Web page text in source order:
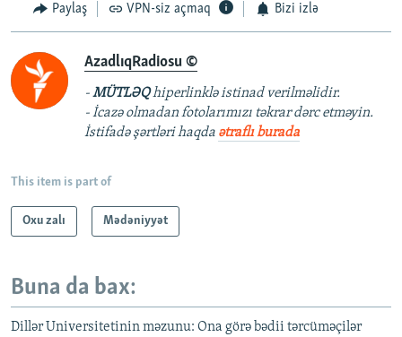
Paylaş VPN-siz açmaq Bizi izlə
AzadlıqRadiosu ©
-MÜTLƏQhiperlinklə istinad verilməlidir.
- İcazə olmadan fotolarımızı təkrar dərc etməyin.
İstifadə şərtləri haqda ətraflı burada
This item is part of
Oxu zalı Mədəniyyət
Buna da bax:
Dillər Universitetinin məzunu: Ona görə bədii tərcüməçilər